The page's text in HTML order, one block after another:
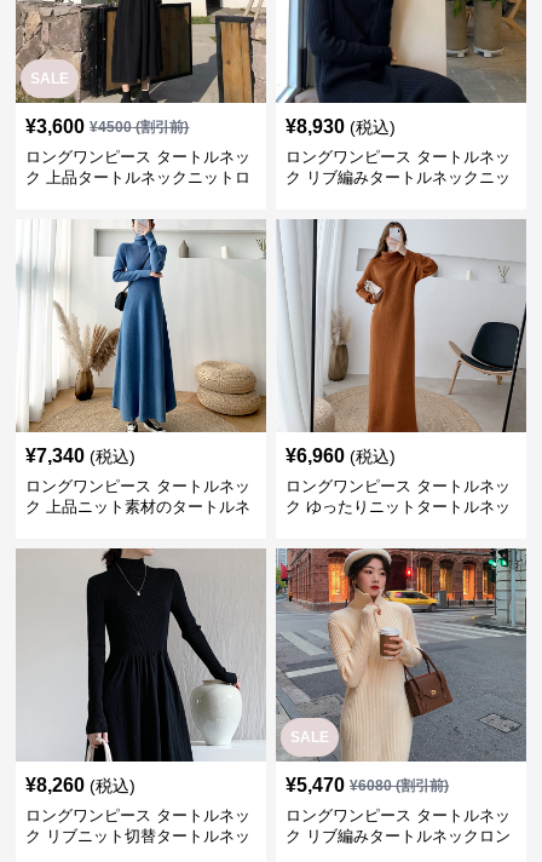
SALE
¥3,600 ¥4500(割引前)
ロングワンピース タートルネッ
ク 上品タートルネックニットロ
¥8,930 (税込)
ロングワンピース タートルネッ
ク リブ編みタートルネックニッ
¥7,340 (税込)
ロングワンピース タートルネッ
ク 上品ニット素材のタートルネ
¥6,960 (税込)
ロングワンピース タートルネッ
ク ゆったりニットタートルネッ
¥8,260 (税込)
ロングワンピース タートルネッ
ク リブニット切替タートルネッ
SALE
¥5,470 ¥6080(割引前)
ロングワンピース タートルネッ
ク リブ編みタートルネックロン